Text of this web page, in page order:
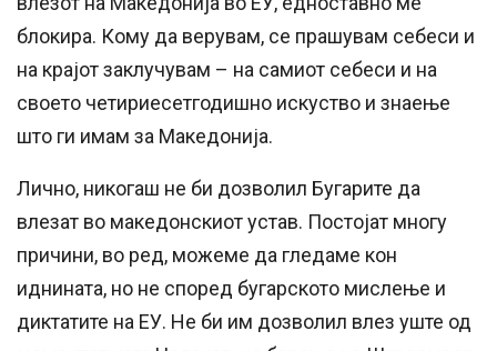
блокира. Кому да верувам, се прашувам себеси и
на крајот заклучувам – на самиот себеси и на
своето четириесетгодишно искуство и знаење
што ги имам за Македонија.
Лично, никогаш не би дозволил Бугарите да
влезат во македонскиот устав. Постојат многу
причини, во ред, можеме да гледаме кон
иднината, но не според бугарското мислење и
диктатите на ЕУ. Не би им дозволил влез уште од